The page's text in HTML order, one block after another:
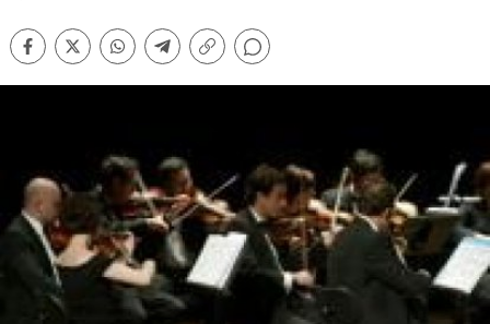
Facebook
TwitterWhatsappTelegram
Copiar
Comentarios